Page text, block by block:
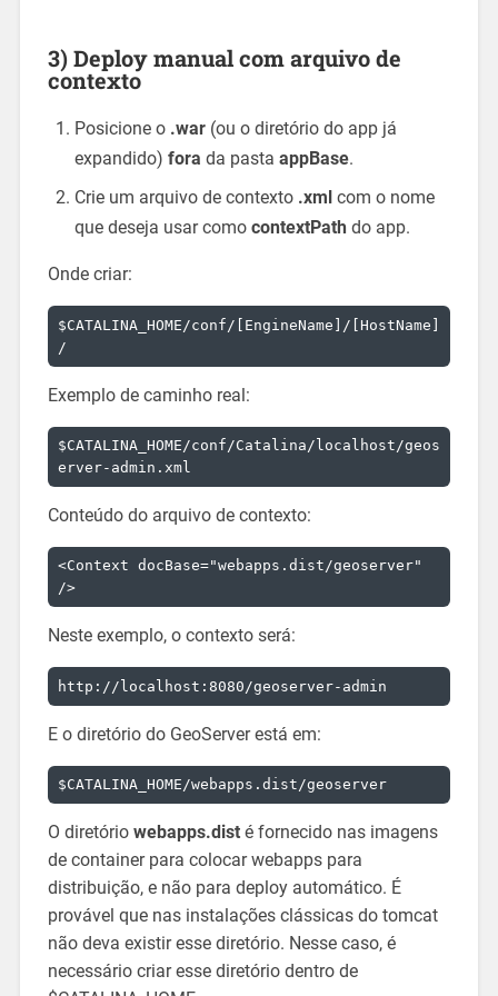
3) Deploy manual com arquivo de
contexto
Posicione o .war(ou o diretório do app já
expandido) fora da pasta appBase.
Crie um arquivo de contexto .xml com o nome
que deseja usar como contextPathdo app.
Onde criar:
$CATALINA_HOME/conf/[EngineName]/[HostName]
Exemplo de caminho real:
$CATALINA_HOME/conf/Catalina/localhost/geos
Conteúdo do arquivo de contexto:
<Context docBase="webapps.dist/geoserver"
/>
Neste exemplo, o contexto será:
E o diretório do GeoServer está em:
$CATALINA_HOME/webapps.dist/geoserver
O diretório webapps.disté fornecido nas imagens
de container para colocar webapps para
distribuição, e não para deploy automático. É
provável que nas instalações clássicas do tomcat
não deva existir esse diretório. Nesse caso, é
necessário criar esse diretório dentro de